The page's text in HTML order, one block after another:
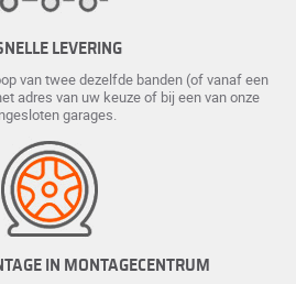
LEVERING
van twee dezelfde banden (of vanaf een
adres van uw keuze of bij een van onze
garages.
IN MONTAGECENTRUM